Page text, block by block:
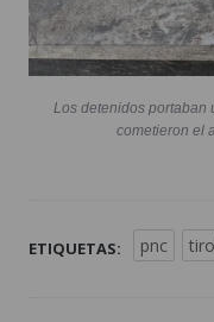
Los detenidos portaban
cometieron el
ETIQUETAS: pnc